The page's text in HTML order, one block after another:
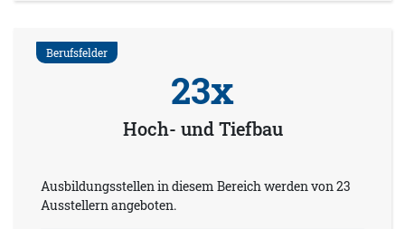
Berufsfelder
23x
Hoch- und Tiefbau
Ausbildungsstellen in diesem Bereich werden von 23
Ausstellern angeboten.